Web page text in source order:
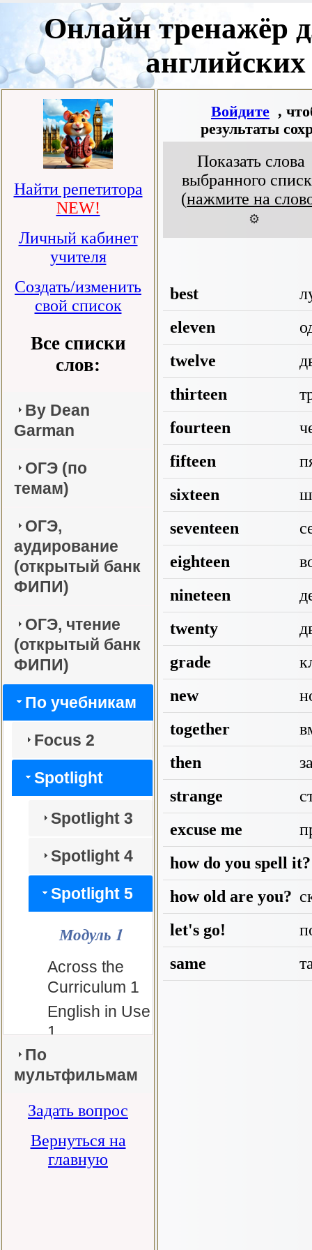
Онлайн тренажёр
английских
Найти репетитора
NEW!
Личный кабинет
учителя
Создать/изменить
свой список
Все списки
слов:
By Dean
Garman
ОГЭ (по
темам)
ОГЭ,
аудирование
(открытый банк
ФИПИ)
ОГЭ, чтение
(открытый банк
ФИПИ)
По учебникам
Focus 2
Spotlight
Spotlight 3
Spotlight 4
Spotlight 5
Модуль 1
Across the
Curriculum 1
English in Use
1
Module 1a:
week
Module 1b
Module 1c
Prepare 4
По
мультфильмам
Задать вопрос
Вернуться на
главную
Войдите ,
результаты
Показать слова
выбранного
(нажмите на
⚙️
best
eleven
twelve
thirteen
fourteen
fifteen
sixteen
seventeen
eighteen
nineteen
twenty
grade
new
together
then
strange
excuse me
how do you spell it?
how old are you?
let's go!
same